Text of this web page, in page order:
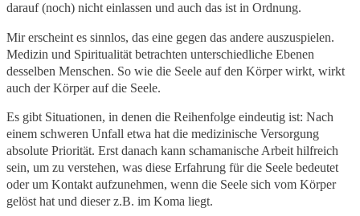
darauf (noch) nicht einlassen und auch das ist in Ordnung.
Mir erscheint es sinnlos, das eine gegen das andere auszuspielen.
Medizin und Spiritualität betrachten unterschiedliche Ebenen
desselben Menschen. So wie die Seele auf den Körper wirkt, wirkt
auch der Körper auf die Seele.
Es gibt Situationen, in denen die Reihenfolge eindeutig ist: Nach
einem schweren Unfall etwa hat die medizinische Versorgung
absolute Priorität. Erst danach kann schamanische Arbeit hilfreich
sein, um zu verstehen, was diese Erfahrung für die Seele bedeutet
oder um Kontakt aufzunehmen, wenn die Seele sich vom Körper
gelöst hat und dieser z.B. im Koma liegt.